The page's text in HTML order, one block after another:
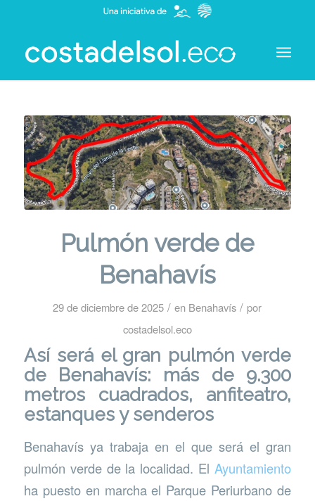
Pulmón verde de
Benahavís
29 de diciembre de 2025 / en Benahavís / por
costadelsol.eco
Así será el gran pulmón verde
de Benahavís: más de 9.300
metros cuadrados, anfiteatro,
estanques y senderos
Benahavís ya trabaja en el que será el gran
pulmón verde de la localidad. ElAyuntamiento
ha puesto en marcha el Parque Periurbano de